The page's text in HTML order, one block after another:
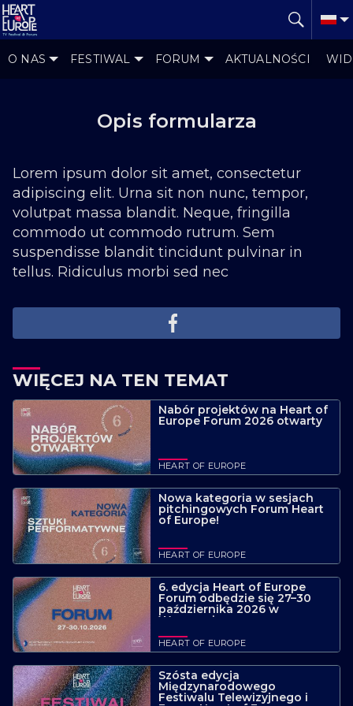
O NAS FESTIWAL FORUM AKTUALNOŚCI
Opis formularza
Lorem ipsum dolor sit amet, consectetur
adipiscing elit. Urna sit non nunc, tempor,
volutpat massa blandit. Neque, fringilla
commodo ut commodo rutrum. Sem
suspendisse blandit tincidunt pulvinar in
tellus. Ridiculus morbi sed nec
WIĘCEJ NA TEN TEMAT
Nabór projektów na Heart of
Europe Forum 2026 otwarty
HEART OF EUROPE
Nowa kategoria w sesjach
pitchingowych Forum Heart
of Europe!
HEART OF EUROPE
6. edycja Heart of Europe
Forum odbędzie się 27–30
października 2026 w
Warszawie.
HEART OF EUROPE
Szósta edycja
Międzynarodowego
Festiwalu Telewizyjnego i